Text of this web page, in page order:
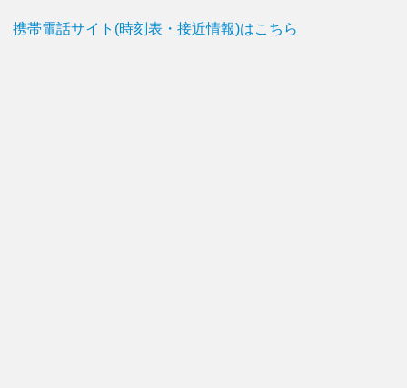
携帯電話サイト(時刻表・接近情報)はこちら